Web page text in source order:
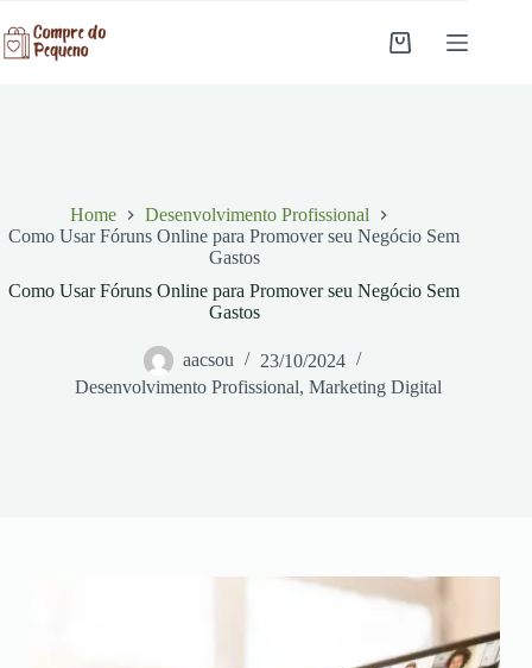
para
o
Carrinho
Home
Desenvolvimento Profissional
Como Usar Fóruns Online para Promover seu Negócio Sem
Gastos
Como Usar Fóruns Online para Promover seu Negócio Sem
Gastos
aacsou
23/10/2024
Desenvolvimento Profissional, Marketing Digital